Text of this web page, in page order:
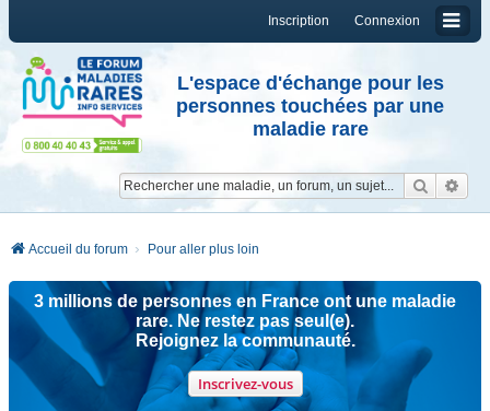
Connexion
Inscription
L'espace d'échange pour les
personnes touchées par une
maladie rare
Accueil du forum Pour aller plus loin
3 millions de personnes en France ont une maladie
rare. Ne restez pas seul(e).
Rejoignez la communauté.
Inscrivez-vous